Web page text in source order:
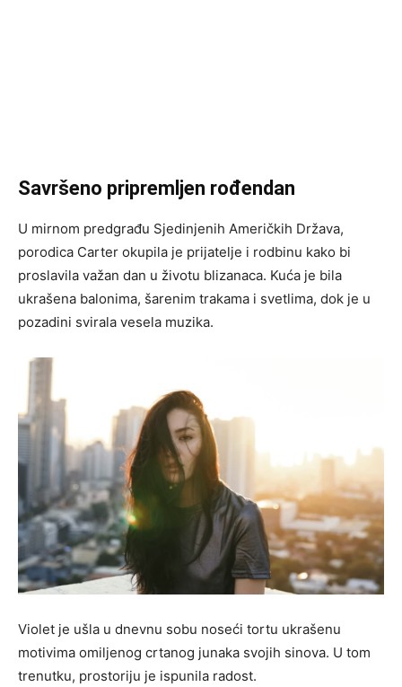
Savršeno pripremljen rođendan
U mirnom predgrađu Sjedinjenih Američkih Država,
porodica Carter okupila je prijatelje i rodbinu kako bi
proslavila važan dan u životu blizanaca. Kuća je bila
ukrašena balonima, šarenim trakama i svetlima, dok je u
pozadini svirala vesela muzika.
Violet je ušla u dnevnu sobu noseći tortu ukrašenu
motivima omiljenog crtanog junaka svojih sinova. U tom
trenutku, prostoriju je ispunila radost.